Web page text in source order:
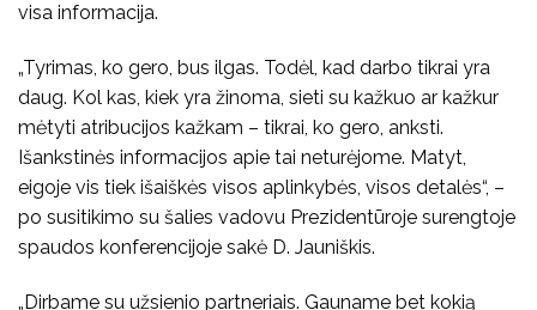
visa informacija.
„Tyrimas, ko gero, bus ilgas. Todėl, kad darbo tikrai yra
daug. Kol kas, kiek yra žinoma, sieti su kažkuo ar kažkur
mėtyti atribucijos kažkam – tikrai, ko gero, anksti.
Išankstinės informacijos apie tai neturėjome. Matyt,
eigoje vis tiek išaiškės visos aplinkybės, visos detalės“, –
po susitikimo su šalies vadovu Prezidentūroje surengtoje
spaudos konferencijoje sakė D. Jauniškis.
„Dirbame su užsienio partneriais. Gauname bet kokią